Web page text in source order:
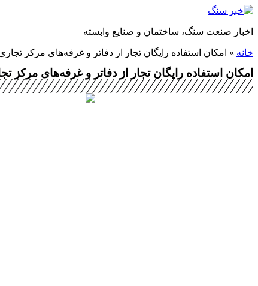
پرش
محتوا
اخبار صنعت سنگ، ساختمان و صنایع وابسته
خانه » امکان استفاده رایگان تجار از دفاتر و غرفه‌های مرکز
امکان استفاده رایگان تجار از دفاتر و غرفه‌های مرکز